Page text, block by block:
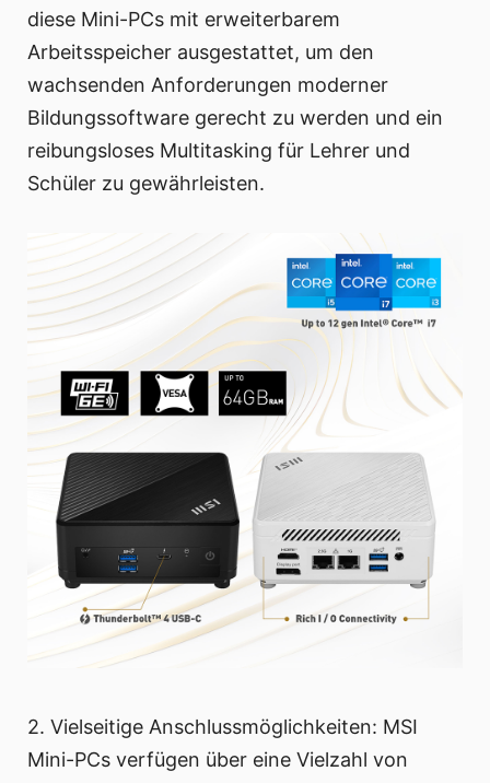
diese Mini-PCs mit erweiterbarem
Arbeitsspeicher ausgestattet, um den
wachsenden Anforderungen moderner
Bildungssoftware gerecht zu werden und ein
reibungsloses Multitasking für Lehrer und
Schüler zu gewährleisten.
2. Vielseitige Anschlussmöglichkeiten: MSI
Mini-PCs verfügen über eine Vielzahl von